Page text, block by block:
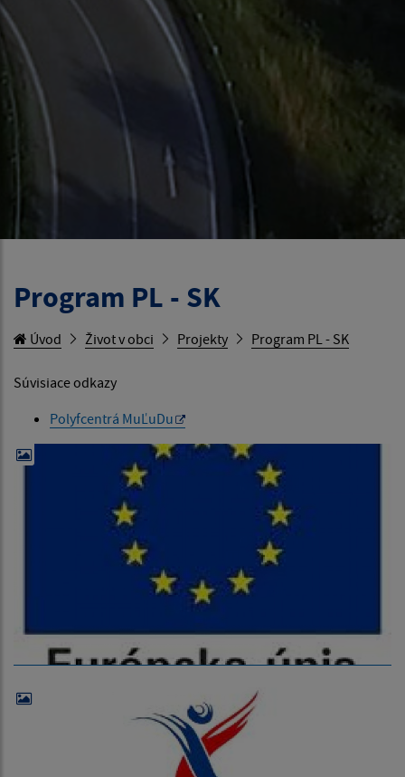
Program PL - SK
Úvod Život v obci Projekty Program PL - SK
Súvisiace odkazy
Polyfcentrá MuĽuDu